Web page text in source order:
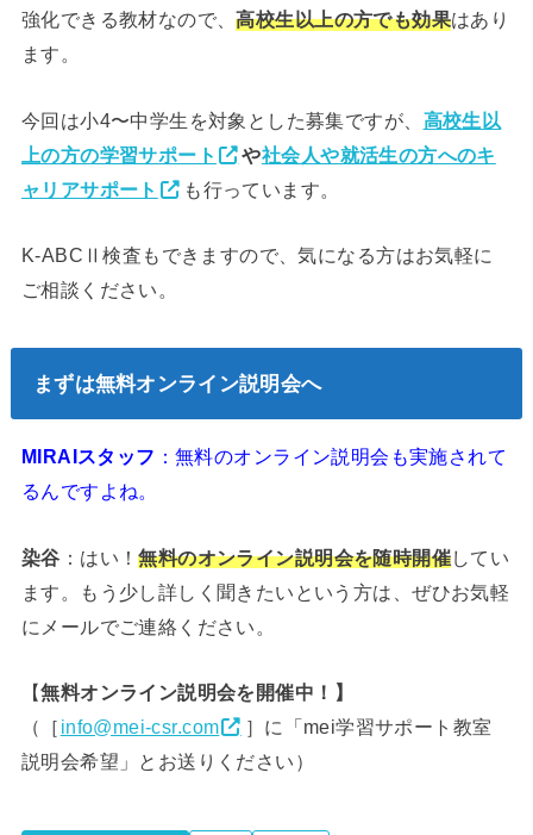
強化できる教材なので、高校生以上の方でも効果はあり
ます。
今回は小4〜中学生を対象とした募集ですが、 高校生以
上の方の学習サポート
や社会人や就活生の方へのキ
ャリアサポート
も行っています。
K-ABCⅡ検査もできますので、気になる方はお気軽に
ご相談ください。
まずは無料オンライン説明会へ
MIRAIスタッフ ：無料のオンライン説明会も実施されて
るんですよね。
染谷 ：はい！無料のオンライン説明会を随時開催してい
ます。もう少し詳しく聞きたいという方は、ぜひお気軽
にメールでご連絡ください。
【無料オンライン説明会を開催中！】
（［ info@mei-csr.com
］に「mei学習サポート教室
説明会希望」とお送りください）